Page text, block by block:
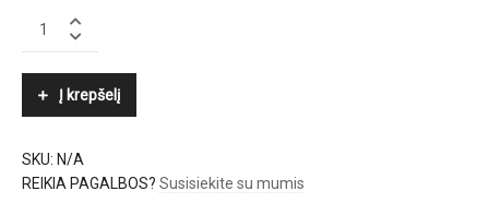
MALENE
Į krepšelį
SKU: N/A
REIKIA PAGALBOS? Susisiekite su mumis